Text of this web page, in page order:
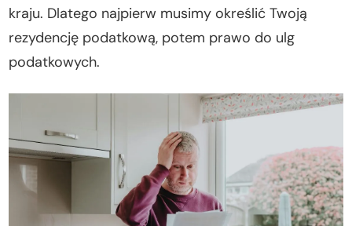
kraju. Dlatego najpierw musimy określić Twoją
rezydencję podatkową, potem prawo do ulg
podatkowych.